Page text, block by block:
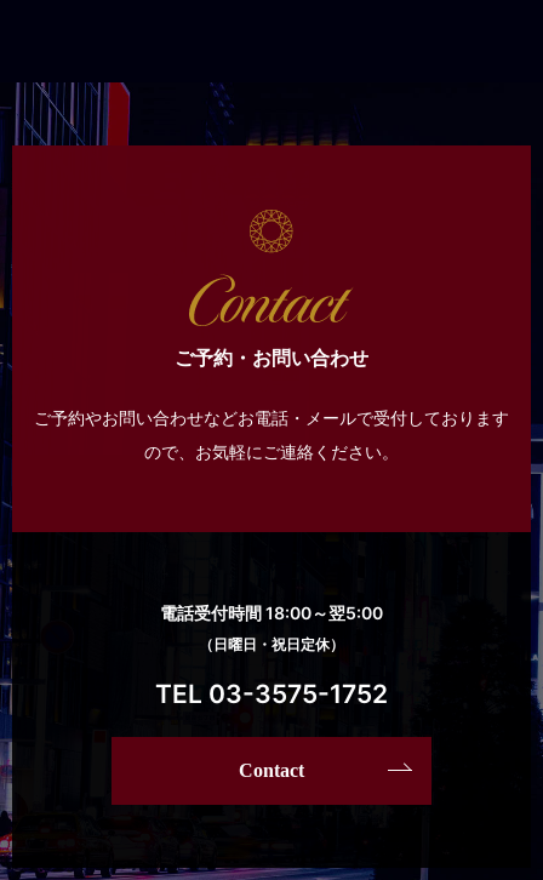
ご予約・お問い合わせ
ご予約やお問い合わせなどお電話・メールで受付しております
ので、 お気軽にご連絡ください。
電話受付時間 18:00～翌5:00
（日曜日・祝日定休）
TEL 03-3575-1752
Contact